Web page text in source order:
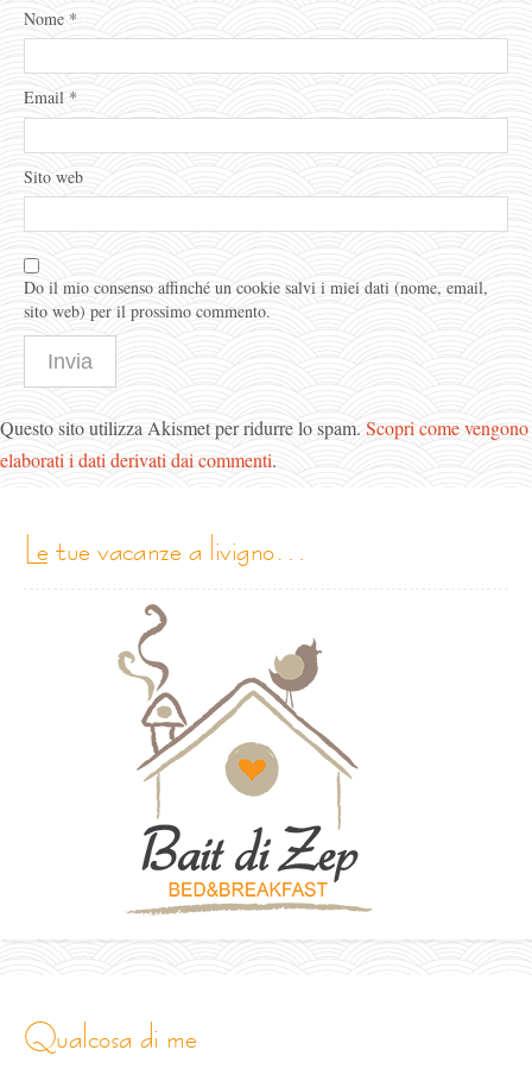
Nome *
Email *
Sito web
Do il mio consenso affinché un cookie salvi i miei dati (nome, email,
sito web) per il prossimo commento.
Questo sito utilizza Akismet per ridurre lo spam. Scopri come vengono
elaborati i dati derivati dai commenti.
le tue vacanze a livigno…
qualcosa di me